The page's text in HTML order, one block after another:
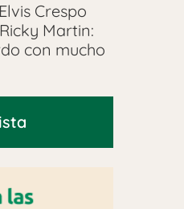
Crespo
Martin:
con mucho